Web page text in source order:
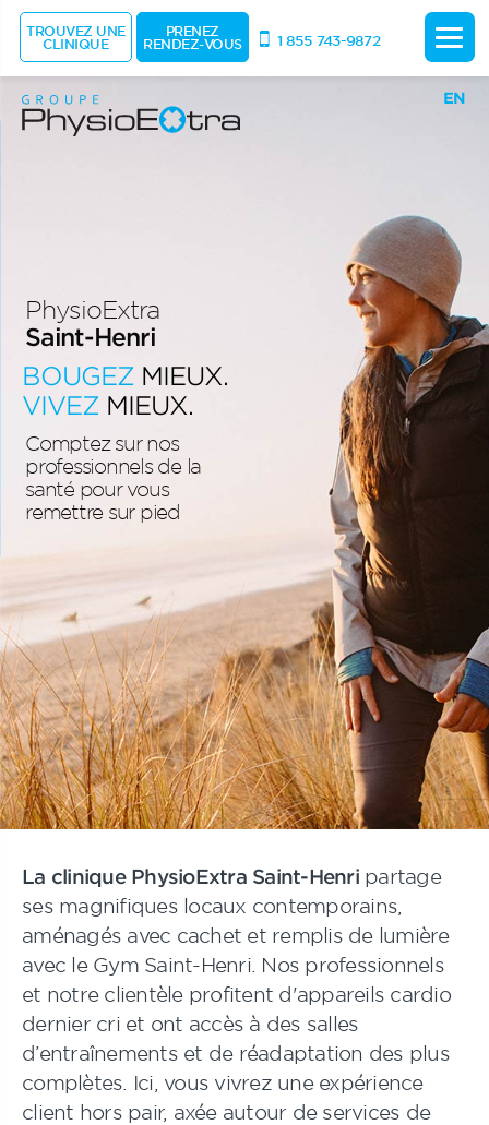
EN
PhysioExtra
Saint-Henri
BOUGEZ MIEUX.
VIVEZ MIEUX.
Comptez sur nos
professionnels de la
santé pour vous
remettre sur pied
La clinique PhysioExtra Saint-Henripartage
ses magnifiques locaux contemporains,
aménagés avec cachet et remplis de lumière
avec le Gym Saint-Henri. Nos professionnels
et notre clientèle profitent d'appareils cardio
dernier cri et ont accès à des salles
d’entraînements et de réadaptation des plus
complètes. Ici, vous vivrez une expérience
client hors pair, axée autour de services de
TROUVEZ UNE
CLINIQUE
PRENEZ
RENDEZ-VOUS 1 855 743-9872